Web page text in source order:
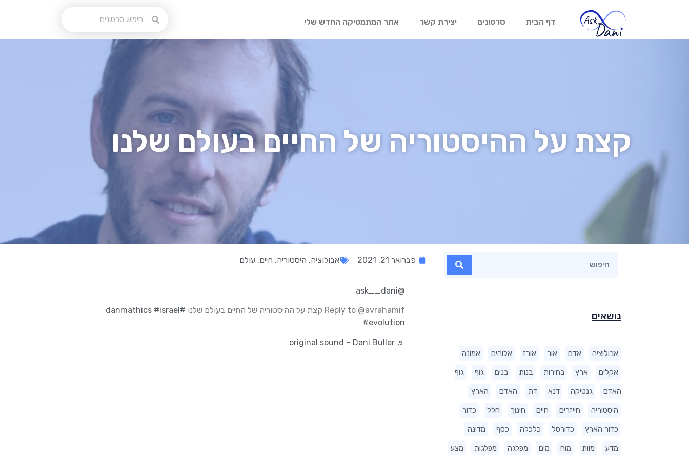
דף הבית סרטונים יצירת קשר אתר המתמטיקה החדש שלי
קצת על ההיסטוריה של החיים בעולם שלנו
נושאים
אבולוציה אדם אור אורז אלוהים אמונה
אקלים ארץ בחירות בנות בנים גוף גוף
האדם גנטיקה דנא דת האדם הארץ
היסטוריה חייזרים חיים חינוך חלל כדור
כדור הארץ כדורסל כלכלה כסף מדינה
מדע מוות מוח מים מפלגה מפלגות מצע
פברואר 21, 2021 אבולוציה, היסטוריה, חיים, עולם
@ask__dani
Reply to @avrahamif קצת על ההיסטוריה של החיים בעולם שלנו #danmathics
#israel
#evolution
♬ original sound – Dani Buller